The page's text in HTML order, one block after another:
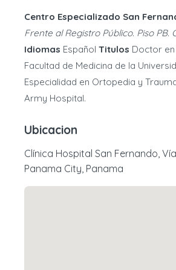
Centro Especializado San
Frente al Registro Público. Piso PB.
Idiomas Español Titulos Doctor en
Facultad de Medicina de la
Especialidad en Ortopedia y
Army Hospital.
Ubicacion
Clínica Hospital San Fernando,
Panama City, Panama